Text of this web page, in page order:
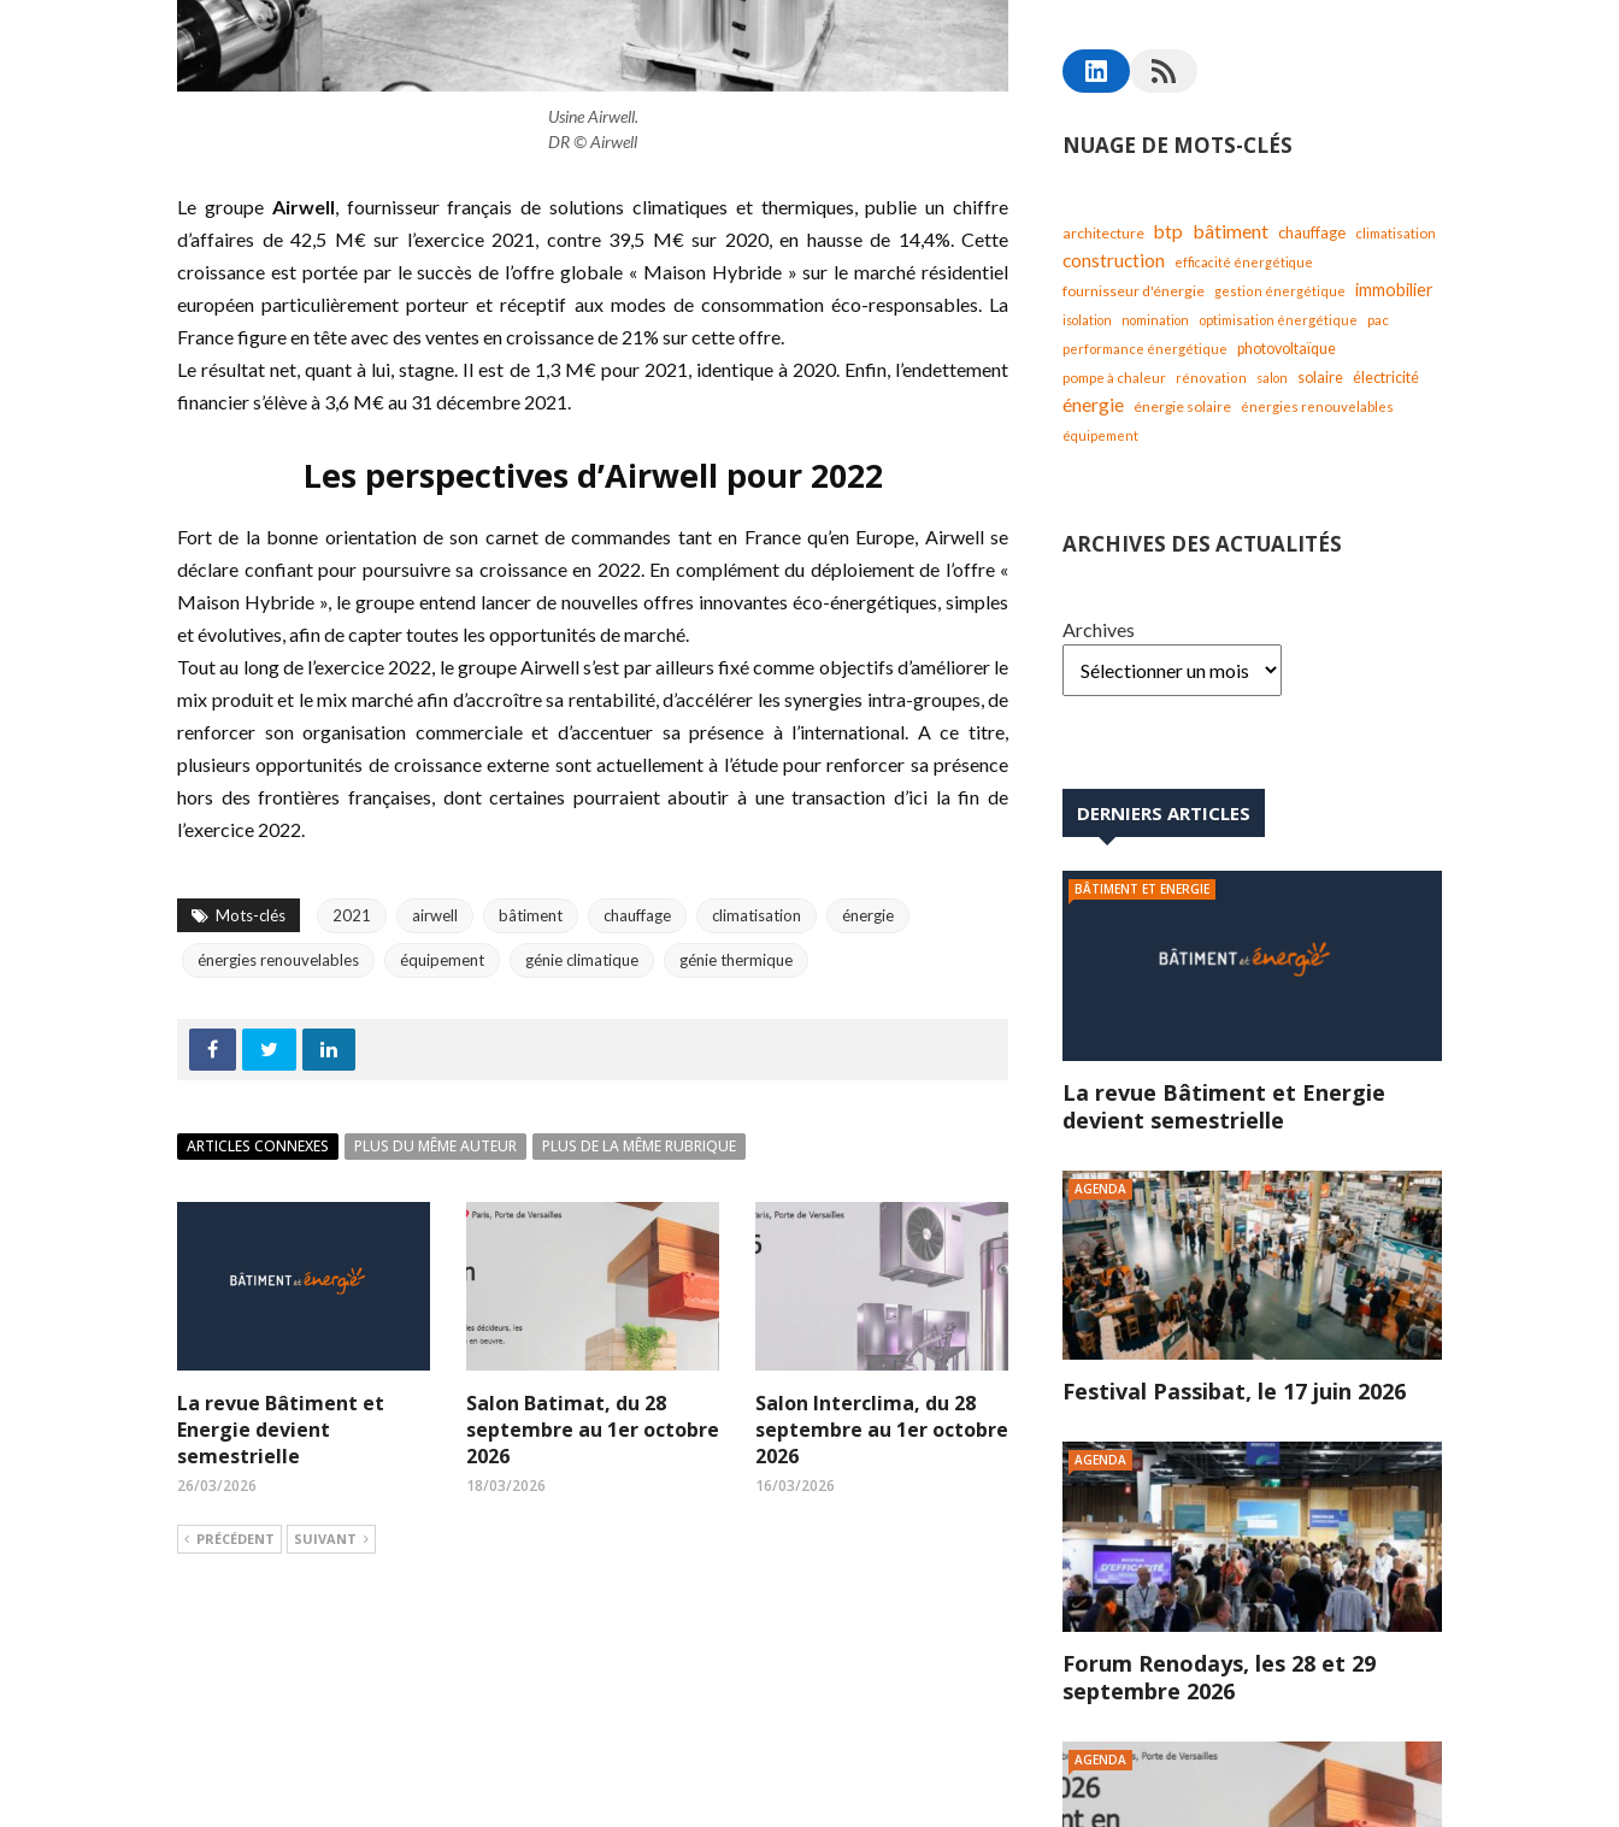
Usine Airwell.
DR © Airwell
Le groupeAirwell, fournisseur français de solutions climatiques et thermiques, publie un chiffre
d’affaires de 42,5 M€ sur l’exercice 2021, contre 39,5 M€ sur 2020, en hausse de 14,4%. Cette
croissance est portée par le succès de l’offre globale « Maison Hybride » sur le marché résidentiel
européen particulièrement porteur et réceptif aux modes de consommation éco-responsables. La
France figure en tête avec des ventes en croissance de 21% sur cette offre.
Le résultat net, quant à lui, stagne. Il est de 1,3 M€ pour 2021, identique à 2020. Enfin, l’endettement
financier s’élève à 3,6 M€ au 31 décembre 2021.
Les perspectives d’Airwell pour 2022
Fort de la bonne orientation de son carnet de commandes tant en France qu’en Europe, Airwell se
déclare confiant pour poursuivre sa croissance en 2022. En complément du déploiement de l’offre «
Maison Hybride », le groupe entend lancer de nouvelles offres innovantes éco-énergétiques, simples
et évolutives, afin de capter toutes les opportunités de marché.
Tout au long de l’exercice 2022, le groupe Airwell s’est par ailleurs fixé comme objectifs d’améliorer le
mix produit et le mix marché afin d’accroître sa rentabilité, d’accélérer les synergies intra-groupes, de
renforcer son organisation commerciale et d’accentuer sa présence à l’international. A ce titre,
plusieurs opportunités de croissance externe sont actuellement à l’étude pour renforcer sa présence
hors des frontières françaises, dont certaines pourraient aboutir à une transaction d’ici la fin de
l’exercice 2022.
Mots-clés 2021 airwell bâtiment chauffage climatisation énergie
énergies renouvelables équipement génie climatique génie thermique
ARTICLES CONNEXES PLUS DU MÊME AUTEUR PLUS DE LA MÊME RUBRIQUE
La revue Bâtiment et
Energie devient
semestrielle
26/03/2026
Salon Batimat, du 28
septembre au 1er octobre
2026
18/03/2026
Salon Interclima, du 28
septembre au 1er octobre
2026
16/03/2026
PRÉCÉDENT SUIVANT
NUAGE DE MOTS-CLÉS
architecture btp bâtiment chauffage climatisation
construction efficacité énergétique
fournisseur d'énergie gestion énergétique immobilier
isolation nomination optimisation énergétique
pac
performance énergétique
photovoltaïque
pompe à chaleur rénovation salon solaire électricité
énergie énergie solaire
énergies renouvelables
équipement
ARCHIVES DES ACTUALITÉS
Archives
DERNIERS ARTICLES
BÂTIMENT ET ENERGIE
La revue Bâtiment et Energie
devient semestrielle
AGENDA
Festival Passibat, le 17 juin 2026
AGENDA
Forum Renodays, les 28 et 29
septembre 2026
AGENDA